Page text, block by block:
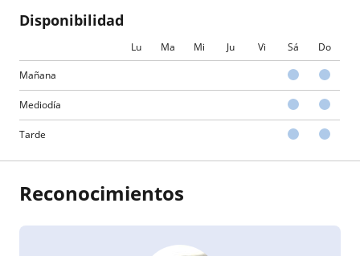
Disponibilidad
Lu Ma Mi Ju Vi Sá Do
Mañana
Mediodía
Tarde
Reconocimientos